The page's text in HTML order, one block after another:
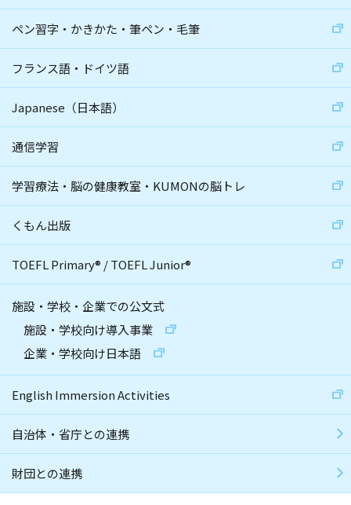
ペン習字・かきかた・筆ペン・毛筆
フランス語・ドイツ語
Japanese（日本語）
通信学習
学習療法・脳の健康教室・KUMONの脳トレ
くもん出版
TOEFL Primary® /TOEFL Junior®
施設・学校・企業での公文式
施設・学校向け導入事業
企業・学校向け日本語
English Immersion Activities
自治体・省庁との連携
財団との連携